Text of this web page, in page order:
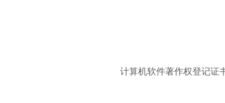
计算机软件著作权登记证